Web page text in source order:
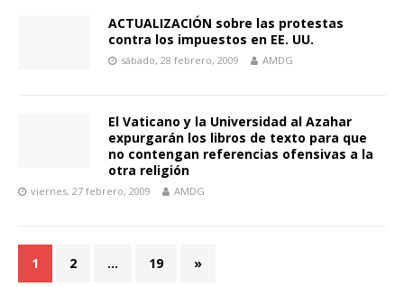
ACTUALIZACIÓN sobre las protestas
contra los impuestos en EE. UU.
sábado, 28 febrero, 2009 AMDG
El Vaticano y la Universidad al Azahar
expurgarán los libros de texto para que
no contengan referencias ofensivas a la
otra religión
viernes, 27 febrero, 2009 AMDG
1 2 … 19 »